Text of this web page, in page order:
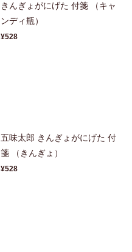
きんぎょがにげた 付箋 （キャ
ンディ瓶）
¥528
五味太郎 きんぎょがにげた 付
箋 （きんぎょ）
¥528